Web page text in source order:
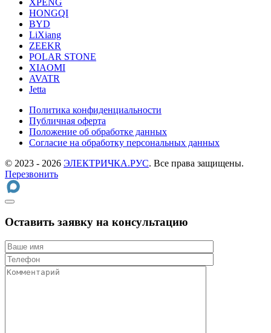
XPENG
HONGQI
BYD
LiXiang
ZEEKR
POLAR STONE
XIAOMI
AVATR
Jetta
Политика конфиденциальности
Публичная оферта
Положение об обработке данных
Cогласие на обработку персональных данных
© 2023 - 2026 ЭЛЕКТРИЧКА.РУС. Все права защищены.
Перезвонить
Оставить заявку на консультацию